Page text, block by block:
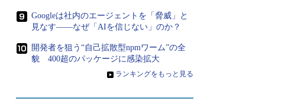
Googleは社内のエージェントを「脅威」と
見なす――なぜ「AIを信じない」のか？
開発者を狙う“自己拡散型npmワーム”の全
貌 400超のパッケージに感染拡大
» ランキングをもっと見る